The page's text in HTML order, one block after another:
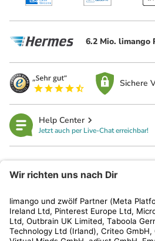
6.2 Mio. limango
Sichere
Help Center
Jetzt auch per Live-Chat erreichbar!
Kundenservice